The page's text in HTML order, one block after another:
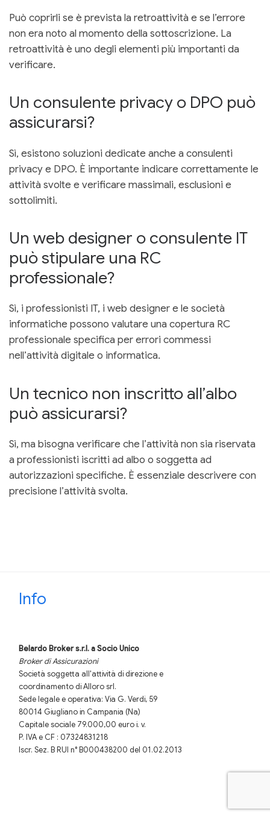
Può coprirli se è prevista la retroattività e se l’errore
non era noto al momento della sottoscrizione. La
retroattività è uno degli elementi più importanti da
verificare.
Un consulente privacy o DPO può
assicurarsi?
Sì, esistono soluzioni dedicate anche a consulenti
privacy e DPO. È importante indicare correttamente le
attività svolte e verificare massimali, esclusioni e
sottolimiti.
Un web designer o consulente IT
può stipulare una RC
professionale?
Sì, i professionisti IT, i web designer e le società
informatiche possono valutare una copertura RC
professionale specifica per errori commessi
nell’attività digitale o informatica.
Un tecnico non inscritto all’albo
può assicurarsi?
Sì, ma bisogna verificare che l’attività non sia riservata
a professionisti iscritti ad albo o soggetta ad
autorizzazioni specifiche. È essenziale descrivere con
precisione l’attività svolta.
Info
Belardo Broker s.r.l.a Socio Unico
Broker di Assicurazioni
Società soggetta all'attività di direzione e
coordinamento di Alloro srl.
Sede legale e operativa: Via G. Verdi, 59
80014 Giugliano in Campania (Na)
Capitale sociale 79.000,00 euro i. v.
P. IVA e CF : 07324831218
Iscr. Sez. B RUI n° B000438200 del 01.02.2013